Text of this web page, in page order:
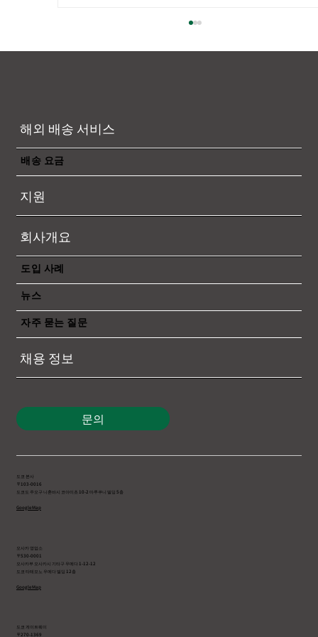
https://www.ecmsglobal-jp.com/ese-
pricelist...
해외 배송 서비스
배송 요금
지원
회사개요
도입 사례
뉴스
자주 묻는 질문
채용 정보
문의
도쿄 본사
〒103-0016
도쿄도 주오구 니혼바시 코아미초 10-2 마루쿠니 빌딩 5층
Google Map
오사카 영업소
〒530-0001
오사카부 오사카시 기타구 우메다 1-12-12
도쿄 타테모노 우메다 빌딩 12층
Google Map
도쿄 게이트웨이
〒270-1369